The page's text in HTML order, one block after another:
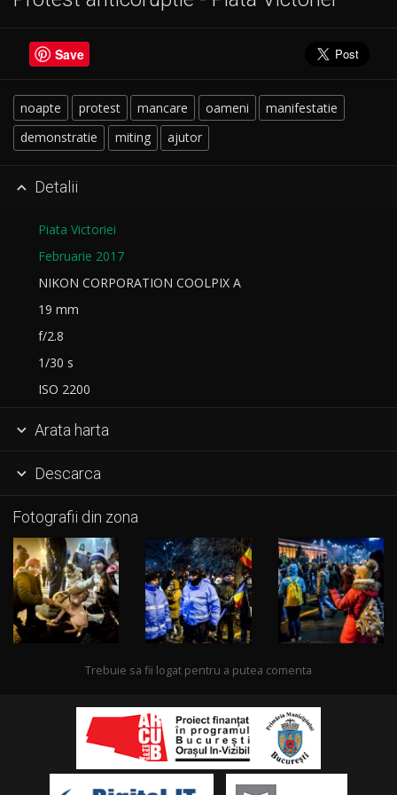
Save
noapte protest mancare oameni
manifestatie
demonstratie
miting ajutor
 Detalii
Piata Victoriei
Februarie 2017
NIKON CORPORATION COOLPIX A
19 mm
f/2.8
1/30 s
ISO 2200
 Arata harta
 Descarca
Fotografii din zona
Trebuie sa fii logat pentru a putea comenta